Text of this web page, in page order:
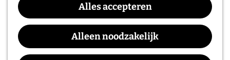
Alles accepteren
Alleen noodzakelijk
e
Natuurgebieden
in het Rijk van